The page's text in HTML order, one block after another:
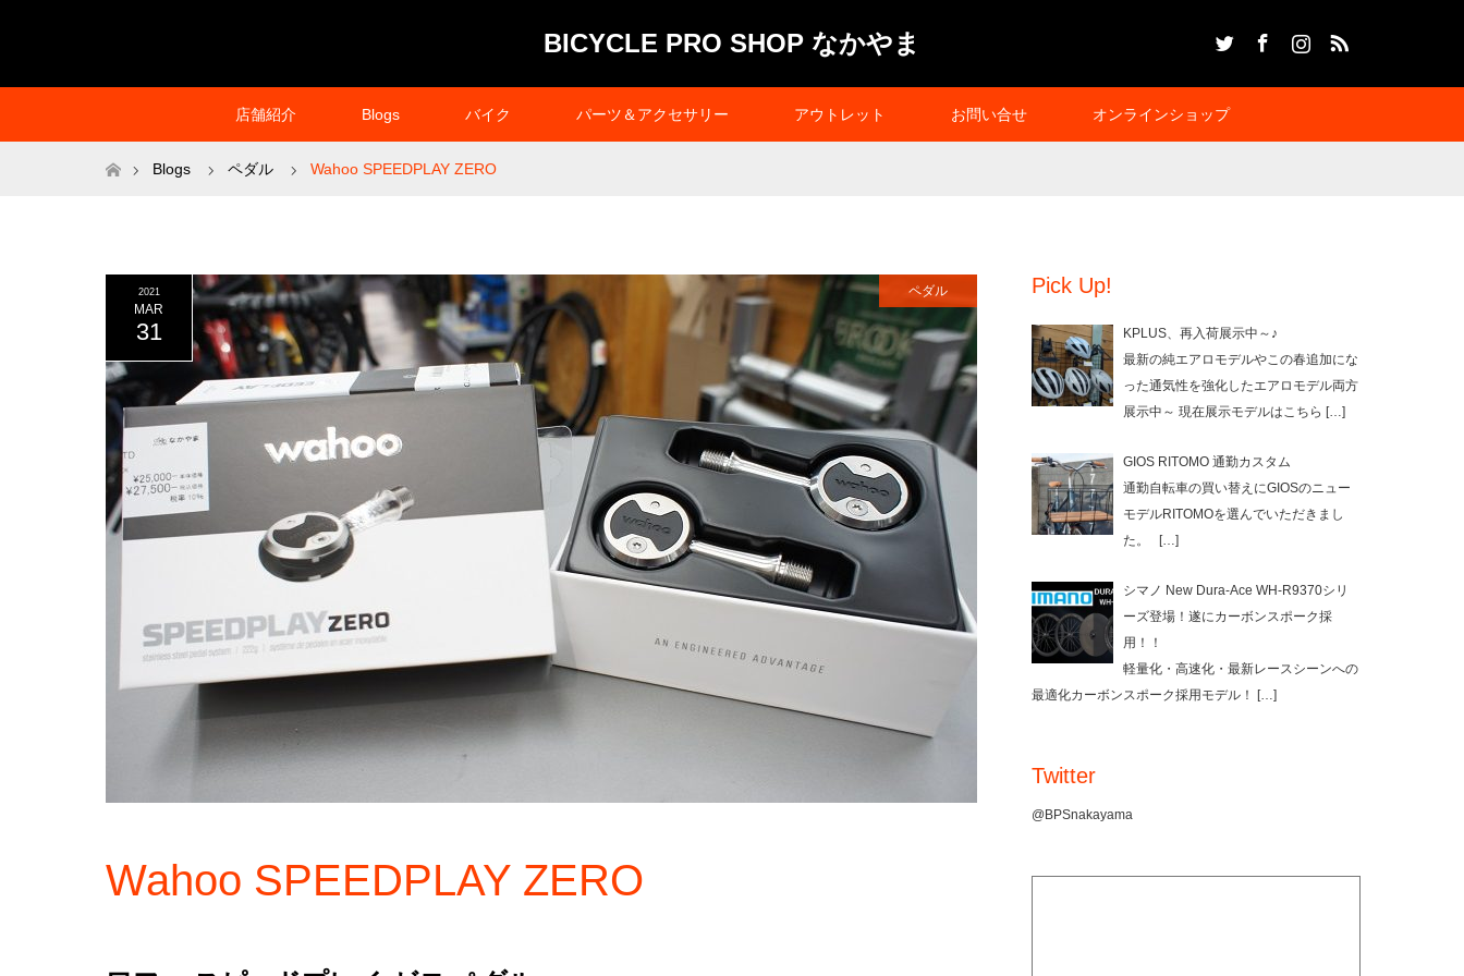
BICYCLE PRO SHOP なかやま
店舗紹介 Blogs バイク パーツ＆アクセサリー アウトレット お問い合せ オンラインショップ
ホームBlogs ペダル Wahoo SPEEDPLAY ZERO
2021
MAR
31
ペダル
Wahoo SPEEDPLAY ZERO
Pick Up!
KPLUS、再入荷展示中～♪
最新の純エアロモデルやこの春追加にな
った通気性を強化したエアロモデル両方
展示中～ 現在展示モデルはこちら […]
GIOS RITOMO 通勤カスタム
通勤自転車の買い替えにGIOSのニュー
モデルRITOMOを選んでいただきまし
た。
[…]
シマノ New Dura-Ace WH-R9370シリ
ーズ登場！遂にカーボンスポーク採
用！！
軽量化・高速化・最新レースシーンへの
最適化カーボンスポーク採用モデル！
[…]
Twitter
@BPSnakayama